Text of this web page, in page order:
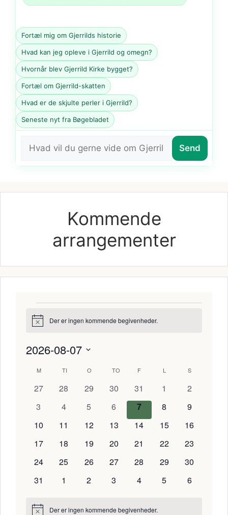
Fortæl mig om Gjerrilds historie
Hvad kan jeg opleve i Gjerrild og omegn?
Hvornår blev Gjerrild Kirke bygget?
Fortæl om Gjerrild-skatten
Hvad er de skjulte perler i Gjerrild?
Seneste nyt fra Bøgebladet
Send
Kommende
arrangementer